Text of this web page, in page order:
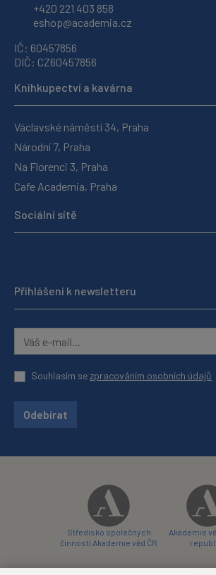
+420 221 403 858
eshop@academia.cz
IČ: 60457856
DIČ: CZ60457856
Knihkupectví a kavárna
Václavské náměstí 34, Praha
Národní 7, Praha
Na Florenci 3, Praha
Cafe Academia, Praha
Sociální sítě
Přihlášení k newsletteru
Souhlasím sezpracováním osobních údajů
Odebírat
Středisko společných
činností Akademie věd ČR
Akademie